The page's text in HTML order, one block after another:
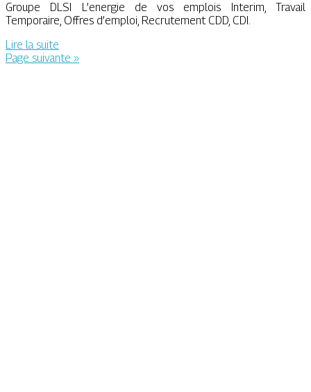
Groupe DLSI L’energie de vos emplois Interim, Travail
Temporaire, Offres d’emploi, Recrutement CDD, CDI.
Lire la suite
Page suivante »